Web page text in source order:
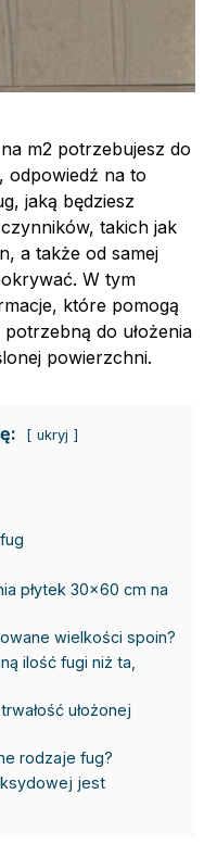
m2 potrzebujesz do
odpowiedź na to
jaką będziesz
takich jak
a także od samej
W tym
które pomogą
do ułożenia
powierzchni.
ukryj
płytek 30×60 cm na
wielkości spoin?
ilość fugi niż ta,
ułożonej
rodzaje fug?
jest